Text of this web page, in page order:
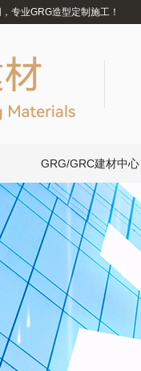
专业GRG造型定制施工！
GRG/GRC建材中心